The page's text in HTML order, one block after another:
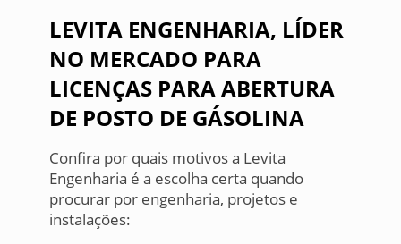
LEVITA ENGENHARIA, LÍDER
NO MERCADO PARA
LICENÇAS PARA ABERTURA
DE POSTO DE GÁSOLINA
Confira por quais motivos a Levita
Engenharia é a escolha certa quando
procurar por engenharia, projetos e
instalações: